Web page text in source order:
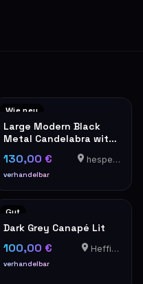
Wie neu
Large Modern Black
Metal Candelabra with
5 White Pillar Candles
130,00 €
verhandelbar
hesperange
Gut
Dark Grey Canapé Lit
100,00 €
verhandelbar
Heffingen